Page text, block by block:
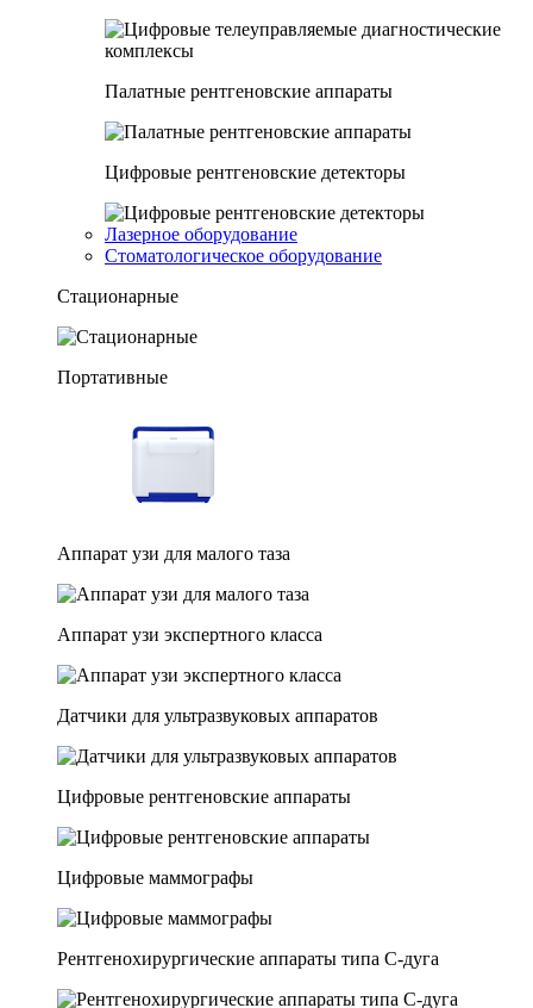
Палатные рентгеновские аппараты
Цифровые рентгеновские детекторы
Лазерное оборудование
Стоматологическое оборудование
Стационарные
Портативные
Аппарат узи для малого таза
Аппарат узи экспертного класса
Датчики для ультразвуковых аппаратов
Цифровые рентгеновские аппараты
Цифровые маммографы
Рентгенохирургические аппараты типа C-дуга